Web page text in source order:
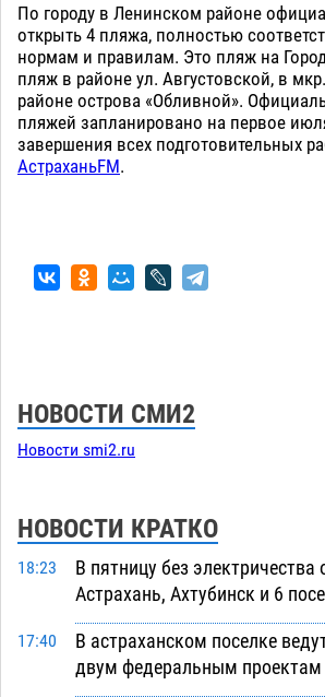
По городу в Ленинском районе
открыть 4 пляжа, полностью
нормам и правилам. Это пляж на
пляж в районе ул. Августовской, в
районе острова «Обливной».
пляжей запланировано на первое
завершения всех подготовительных
АстраханьFM.
НОВОСТИ СМИ2
Новости smi2.ru
НОВОСТИ КРАТКО
18:23
В пятницу без электричества
Астрахань, Ахтубинск и 6
17:40
В астраханском поселке
двум федеральным проектам